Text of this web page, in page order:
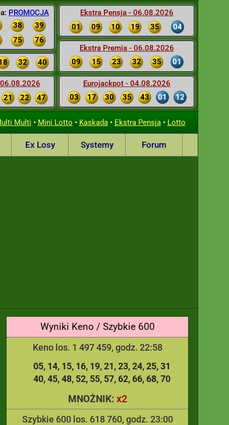
PROMOCJA
38
39
75 76
32 40
21 22 47
Ekstra Pensja - 06.08.2026
01
09 10 19 35 04
Ekstra Premia - 06.08.2026
09
15 23 32 35 01
Eurojackpot - 04.08.2026
03
17 30 35 43 01 12
Multi • Mini Lotto • Kaskada• Ekstra Pensja• Lotto
Ex Losy Systemy Forum
Wyniki Keno / Szybkie 600
Keno los. 1 497 459, godz. 22:58
05 14 15 16 19 21 23 24 25 31
40 45 48 52 55 57 62 66 68 70
MNOŻNIK: x2
Szybkie 600 los. 618 760, godz. 23:00